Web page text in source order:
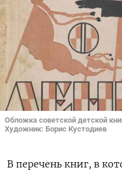
Обложка советской детской
Художник: Борис Кустодиев
В перечень книг, в